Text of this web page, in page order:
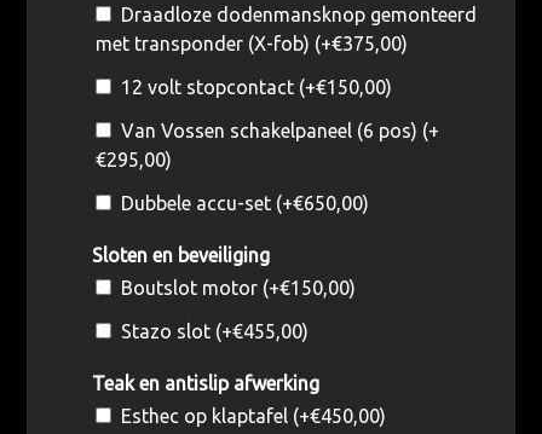
Draadloze dodenmansknop gemonteerd
met transponder (X-fob) (+€375,00)
12 volt stopcontact (+€150,00)
Van Vossen schakelpaneel (6 pos) (+
€295,00)
Dubbele accu-set (+€650,00)
Sloten en beveiliging
Boutslot motor (+€150,00)
Stazo slot (+€455,00)
Teak en antislip afwerking
Esthec op klaptafel (+€450,00)